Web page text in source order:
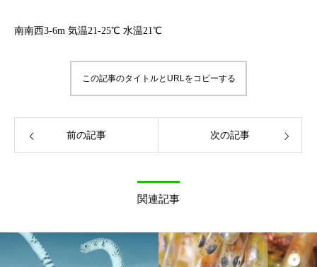
南南西3-6m 気温21-25℃ 水温21℃
この記事のタイトルとURLをコピーする
前の記事 次の記事
関連記事